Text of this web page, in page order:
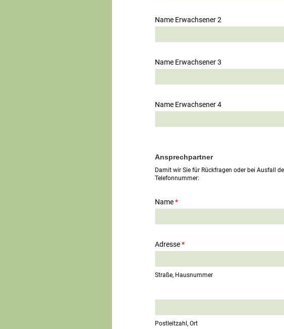
Name Erwachsener 2
Name Erwachsener 3
Name Erwachsener 4
Ansprechpartner
Damit wir Sie für Rückfragen oder bei Ausfall
Telefonnummer:
Name*
Adresse*
Straße, Hausnummer
nPostleitzahl, Ort